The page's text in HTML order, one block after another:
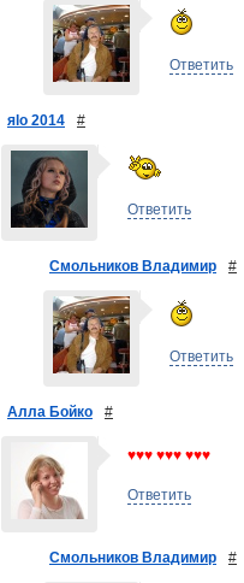
Ответить
яlo 2014 #
Ответить
Смольников Владимир #
Ответить
Алла Бойко #
♥♥♥ ♥♥♥ ♥♥♥
Ответить
Смольников Владимир #